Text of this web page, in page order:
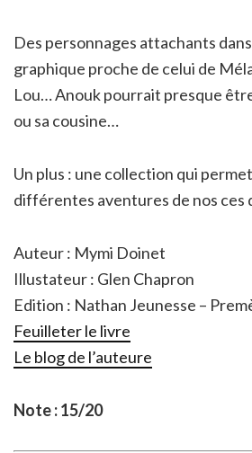
Des personnages attachants
graphique proche de celui de
Lou… Anouk pourrait presque
ou sa cousine…
Un plus : une collection qui
différentes aventures de nos ces
Auteur : Mymi Doinet
Illustateur : Glen Chapron
Edition : Nathan Jeunesse –
Feuilleter le livre
Le blog de l’auteure
Note : 15/20